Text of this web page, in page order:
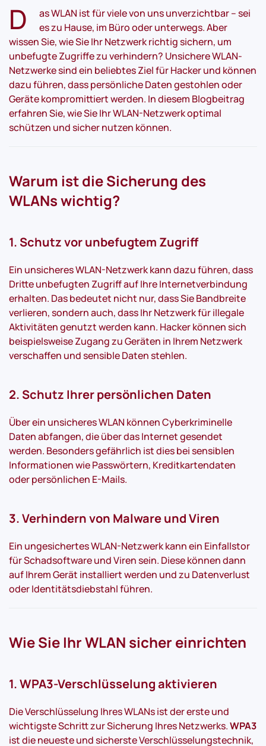
D
as WLAN ist für viele von uns unverzichtbar – sei
es zu Hause, im Büro oder unterwegs. Aber
wissen Sie, wie Sie Ihr Netzwerk richtig sichern, um
unbefugte Zugriffe zu verhindern? Unsichere WLAN-
Netzwerke sind ein beliebtes Ziel für Hacker und können
dazu führen, dass persönliche Daten gestohlen oder
Geräte kompromittiert werden. In diesem Blogbeitrag
erfahren Sie, wie Sie Ihr WLAN-Netzwerk optimal
schützen und sicher nutzen können.
Warum ist die Sicherung des
WLANs wichtig?
1. Schutz vor unbefugtem Zugriff
Ein unsicheres WLAN-Netzwerk kann dazu führen, dass
Dritte unbefugten Zugriff auf Ihre Internetverbindung
erhalten. Das bedeutet nicht nur, dass Sie Bandbreite
verlieren, sondern auch, dass Ihr Netzwerk für illegale
Aktivitäten genutzt werden kann. Hacker können sich
beispielsweise Zugang zu Geräten in Ihrem Netzwerk
verschaffen und sensible Daten stehlen.
2. Schutz Ihrer persönlichen Daten
Über ein unsicheres WLAN können Cyberkriminelle
Daten abfangen, die über das Internet gesendet
werden. Besonders gefährlich ist dies bei sensiblen
Informationen wie Passwörtern, Kreditkartendaten
oder persönlichen E-Mails.
3. Verhindern von Malware und Viren
Ein ungesichertes WLAN-Netzwerk kann ein Einfallstor
für Schadsoftware und Viren sein. Diese können dann
auf Ihrem Gerät installiert werden und zu Datenverlust
oder Identitätsdiebstahl führen.
Wie Sie Ihr WLAN sicher einrichten
1. WPA3-Verschlüsselung aktivieren
Die Verschlüsselung Ihres WLANs ist der erste und
wichtigste Schritt zur Sicherung Ihres Netzwerks.WPA3
ist die neueste und sicherste Verschlüsselungstechnik,